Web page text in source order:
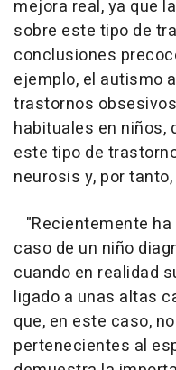
mejora real, ya que
sobre este tipo de
conclusiones
ejemplo, el autismo
trastornos
habituales en niños,
este tipo de
neurosis y, por
"Recientemente
caso de un niño
cuando en realidad
ligado a unas altas
que, en este caso,
pertenecientes al